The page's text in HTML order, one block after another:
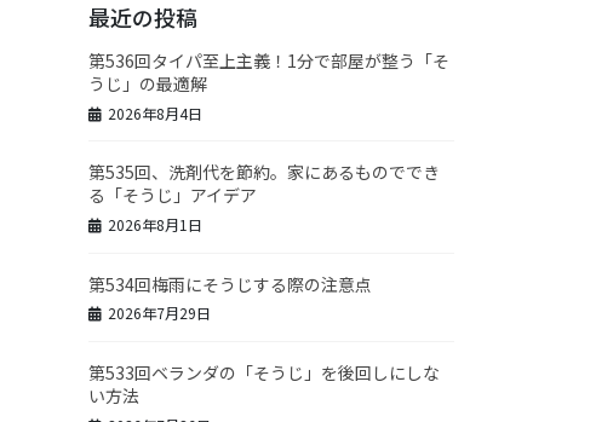
最近の投稿
第536回タイパ至上主義！1分で部屋が整う「そ
うじ」の最適解
2026年8月4日
第535回、洗剤代を節約。家にあるものででき
る「そうじ」アイデア
2026年8月1日
第534回梅雨にそうじする際の注意点
2026年7月29日
第533回ベランダの「そうじ」を後回しにしな
い方法